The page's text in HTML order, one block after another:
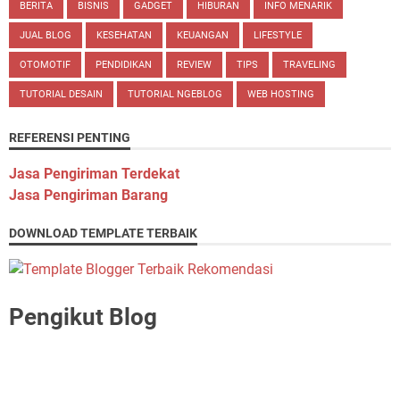
BERITA BISNIS GADGET HIBURAN INFO MENARIK
JUAL BLOG KESEHATAN KEUANGAN LIFESTYLE
OTOMOTIF PENDIDIKAN REVIEW TIPS TRAVELING
TUTORIAL DESAIN TUTORIAL NGEBLOG WEB HOSTING
REFERENSI PENTING
Jasa Pengiriman Terdekat
Jasa Pengiriman Barang
DOWNLOAD TEMPLATE TERBAIK
Pengikut Blog